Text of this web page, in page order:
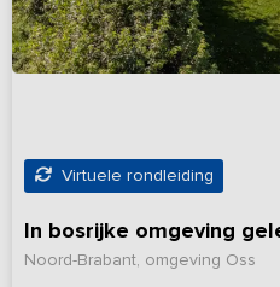
Virtuele rondleiding
In bosrijke omgeving
Noord-Brabant, omgeving Oss